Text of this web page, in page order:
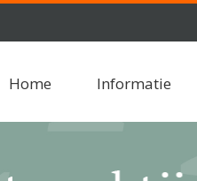
Home Informatie